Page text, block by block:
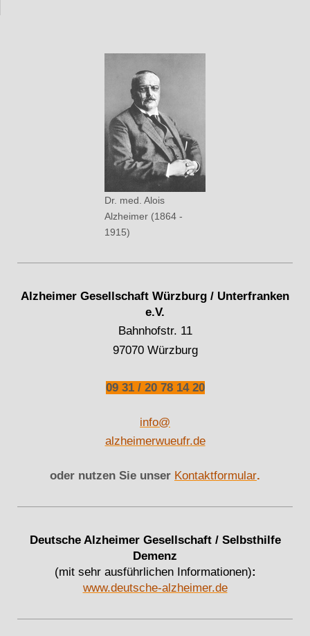
Dr. med. Alois
Alzheimer (1864 -
1915)
Alzheimer Gesellschaft Würzburg / Unterfranken
e.V.
Bahnhofstr. 11
97070 Würzburg
09 31 / 20 78 14 20
info@
alzheimerwueufr.de
oder nutzen Sie unser Kontaktformular.
Deutsche Alzheimer Gesellschaft / Selbsthilfe
Demenz
(mit sehr ausführlichen Informationen):
www.deutsche-alzheimer.de